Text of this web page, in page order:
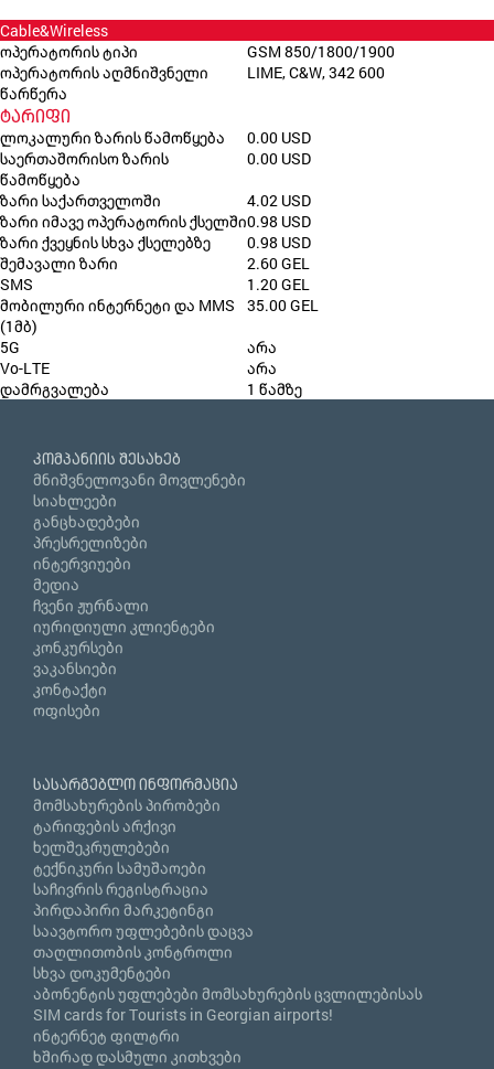
Cable&Wireless
ოპერატორის ტიპი
GSM 850/1800/1900
ოპერატორის აღმნიშვნელი
წარწერა
LIME, C&W, 342 600
ტარიფი
ლოკალური ზარის წამოწყება
0.00 USD
საერთაშორისო ზარის
წამოწყება
0.00 USD
ზარი საქართველოში
4.02 USD
ზარი იმავე ოპერატორის ქსელში0.98 USD
ზარი ქვეყნის სხვა ქსელებზე
0.98 USD
შემავალი ზარი
2.60 GEL
SMS
1.20 GEL
მობილური ინტერნეტი და MMS
(1მბ)
35.00 GEL
5G
არა
Vo-LTE
არა
დამრგვალება
1 წამზე
კომპანიის შესახებ
მნიშვნელოვანი მოვლენები
სიახლეები
განცხადებები
პრესრელიზები
ინტერვიუები
მედია
ჩვენი ჟურნალი
იურიდიული კლიენტები
კონკურსები
ვაკანსიები
კონტაქტი
ოფისები
სასარგებლო ინფორმაცია
მომსახურების პირობები
ტარიფების არქივი
ხელშეკრულებები
ტექნიკური სამუშაოები
საჩივრის რეგისტრაცია
პირდაპირი მარკეტინგი
საავტორო უფლებების დაცვა
თაღლითობის კონტროლი
სხვა დოკუმენტები
აბონენტის უფლებები მომსახურების ცვლილებისას
SIM cards for Tourists in Georgian airports!
ინტერნეტ ფილტრი
ხშირად დასმული კითხვები